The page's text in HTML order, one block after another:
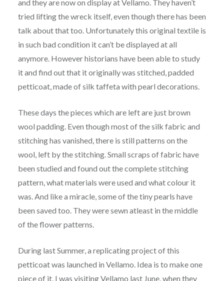
and they are now on display at Vellamo. They haven’t
tried lifting the wreck itself, even though there has been
talk about that too. Unfortunately this original textile is
in such bad condition it can’t be displayed at all
anymore. However historians have been able to study
it and find out that it originally was stitched, padded
petticoat, made of silk taffeta with pearl decorations.
These days the pieces which are left are just brown
wool padding. Even though most of the silk fabric and
stitching has vanished, there is still patterns on the
wool, left by the stitching. Small scraps of fabric have
been studied and found out the complete stitching
pattern, what materials were used and what colour it
was. And like a miracle, some of the tiny pearls have
been saved too. They were sewn atleast in the middle
of the flower patterns.
During last Summer, a replicating project of this
petticoat was launched in Vellamo. Idea is to make one
piece of it. I was visiting Vellamo last June, when they